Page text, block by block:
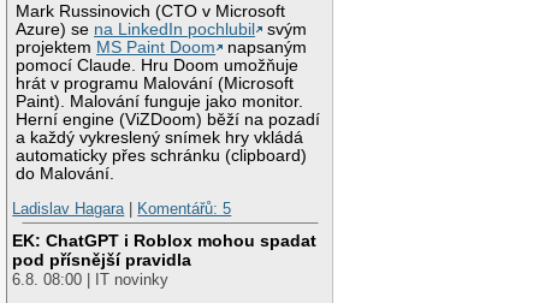
Mark Russinovich (CTO v Microsoft
Azure) se na LinkedIn pochlubil
svým
projektem MS Paint Doom
napsaným
pomocí Claude. Hru Doom umožňuje
hrát v programu Malování (Microsoft
Paint). Malování funguje jako monitor.
Herní engine (ViZDoom) běží na pozadí
a každý vykreslený snímek hry vkládá
automaticky přes schránku (clipboard)
do Malování.
Ladislav Hagara| Komentářů: 5
EK: ChatGPT i Roblox mohou spadat
pod přísnější pravidla
6.8. 08:00 | IT novinky